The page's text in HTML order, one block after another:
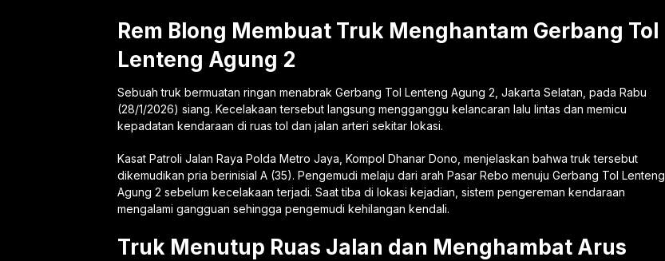
Rem Blong Membuat Truk Menghantam Gerbang Tol
Lenteng Agung 2
Sebuah truk bermuatan ringan menabrak Gerbang Tol Lenteng Agung 2, Jakarta Selatan, pada Rabu
(28/1/2026) siang. Kecelakaan tersebut langsung mengganggu kelancaran lalu lintas dan memicu
kepadatan kendaraan di ruas tol dan jalan arteri sekitar lokasi.
Kasat Patroli Jalan Raya Polda Metro Jaya, Kompol Dhanar Dono, menjelaskan bahwa truk tersebut
dikemudikan pria berinisial A (35). Pengemudi melaju dari arah Pasar Rebo menuju Gerbang Tol Lenteng
Agung 2 sebelum kecelakaan terjadi. Saat tiba di lokasi kejadian, sistem pengereman kendaraan
mengalami gangguan sehingga pengemudi kehilangan kendali.
Truk Menutup Ruas Jalan dan Menghambat Arus